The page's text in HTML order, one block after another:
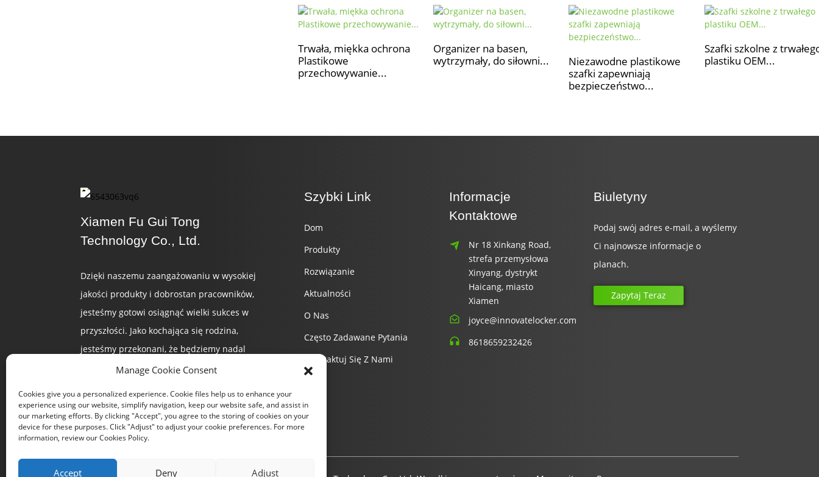
Trwała, miękka ochrona
Plastikowe
przechowywanie...
Organizer na basen,
wytrzymały, do siłowni...
Niezawodne plastikowe
szafki zapewniają
bezpieczeństwo...
Szafki szkolne z
plastiku OEM...
Xiamen Fu Gui Tong
Technology Co., Ltd.
Dzięki naszemu zaangażowaniu w wysokiej
jakości produkty i dobrostan pracowników,
jesteśmy gotowi osiągnąć wielki sukces w
przyszłości. Jako kochająca się rodzina,
jesteśmy przekonani, że będziemy nadal
tworzyć świetlaną przyszłość.
Szybki Link
Dom
Produkty
Rozwiązanie
Aktualności
O Nas
Często Zadawane Pytania
Skontaktuj Się Z Nami
Informacje
Kontaktowe
Nr 18 Xinkang Road,
strefa przemysłowa
Xinyang, dystrykt
Haicang, miasto
Xiamen
joyce@innovatelocker.com
8618659232426
Biuletyny
Podaj swój adres e-mail, a wyślemy
Ci najnowsze informacje o
planach.
Zapytaj Teraz
Manage Cookie Consent
Cookies give you a personalized experience. Cookie files help us to enhance your
experience using our website, simplify navigation, keep our website safe, and assist in
our marketing efforts. By clicking "Accept", you agree to the storing of cookies on your
device for these purposes. Click "Adjust" to adjust your cookie preferences. For more
information, review our Cookies Policy.
Accept Deny Adjust